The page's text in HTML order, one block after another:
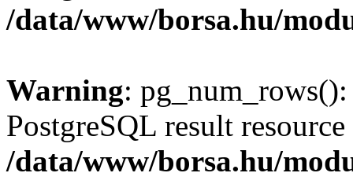
/data/www/borsa.hu/
Warning:
PostgreSQL result
/data/www/borsa.hu/